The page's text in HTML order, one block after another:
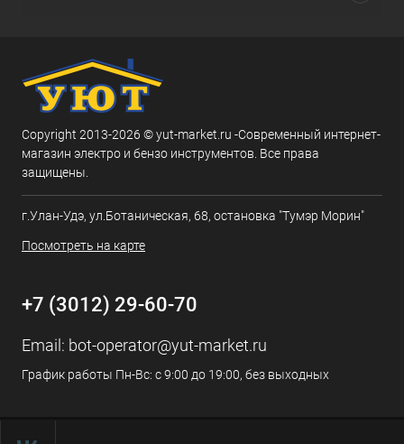
Copyright 2013-2026 © yut-market.ru -Современный интернет-
магазин электро и бензо инструментов. Все права
защищены.
г.Улан-Удэ, ул.Ботаническая, 68, остановка "Тумэр Морин"
Посмотреть на карте
+7 (3012) 29-60-70
Email: bot-operator@yut-market.ru
График работы Пн-Вс: с 9:00 до 19:00, без выходных